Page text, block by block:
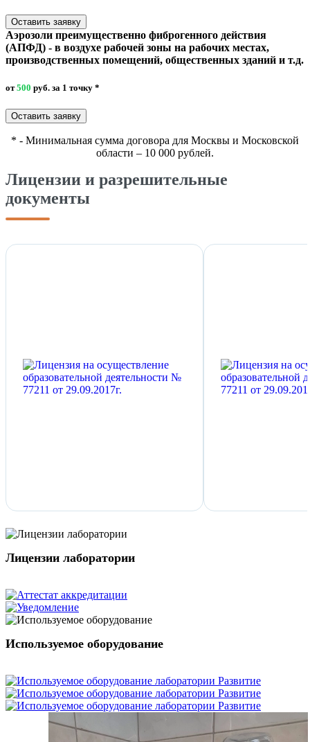
Оставить заявку
Аэрозоли преимущественно фиброгенного действия
(АПФД) - в воздухе рабочей зоны на рабочих местах,
производственных помещений, общественных зданий и т.д.
от500 руб. за 1 точку *
Оставить заявку
* - Минимальная сумма договора для Москвы и Московской
области – 10 000 рублей.
Лицензии и разрешительные
документы
Лицензии лаборатории
Используемое оборудование